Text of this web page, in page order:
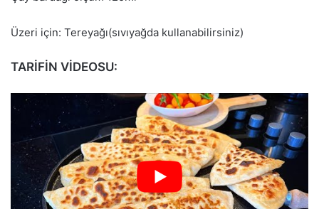
Üzeri için: Tereyağı(sıvıyağda kullanabilirsiniz)
TARİFİN VİDEOSU: